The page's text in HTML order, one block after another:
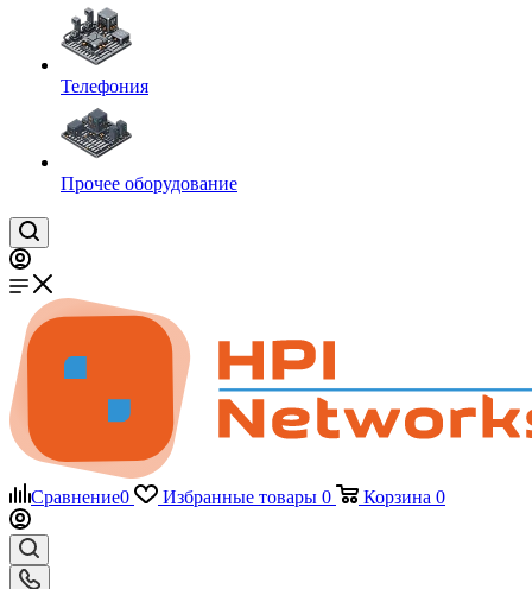
Телефония
Прочее оборудование
Сравнение0 Избранные товары 0 Корзина 0